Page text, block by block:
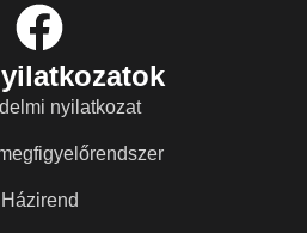
nyilatkozat
Házirend